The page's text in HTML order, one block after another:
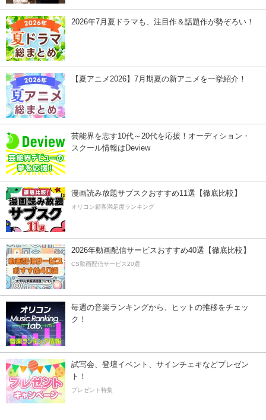
2026年7月夏ドラマも、注目作＆話題作が勢ぞろい！
【夏アニメ2026】7月期夏の新アニメを一挙紹介！
芸能界を志す10代～20代を応援！オーディション・
スクール情報はDeview
漫画読み放題サブスクおすすめ11選【徹底比較】
オリコン顧客満足度ランキング
2026年動画配信サービスおすすめ40選【徹底比較】
CS動画配信サービス20選
毎週の音楽ランキングから、ヒットの推移をチェッ
ク！
試写会、登壇イベント、サインチェキなどプレゼン
ト！
プレゼント特集